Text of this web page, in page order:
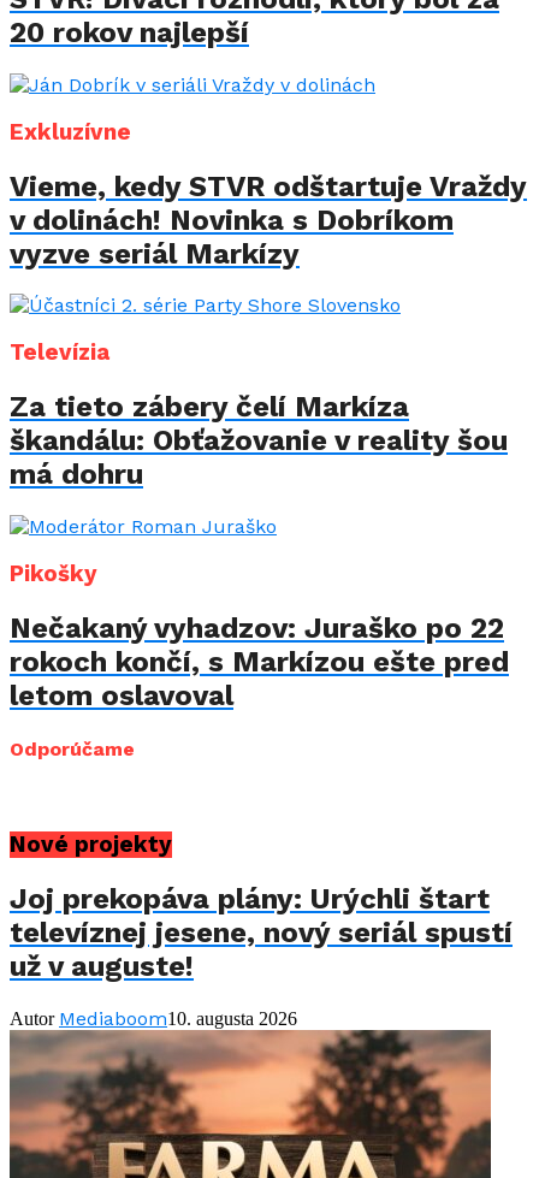
20 rokov najlepší
Exkluzívne
Vieme, kedy STVR odštartuje Vraždy
v dolinách! Novinka s Dobríkom
vyzve seriál Markízy
Televízia
Za tieto zábery čelí Markíza
škandálu: Obťažovanie v reality šou
má dohru
Pikošky
Nečakaný vyhadzov: Juraško po 22
rokoch končí, s Markízou ešte pred
letom oslavoval
Odporúčame
Nové projekty
Joj prekopáva plány: Urýchli štart
televíznej jesene, nový seriál spustí
už v auguste!
Autor Mediaboom10. augusta 2026